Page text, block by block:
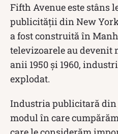
Fifth Avenue este stâns
publicității din New
a fost construită în
televizoarele au
anii 1950 și 1960,
explodat.
Industria publicitară din
modul în care